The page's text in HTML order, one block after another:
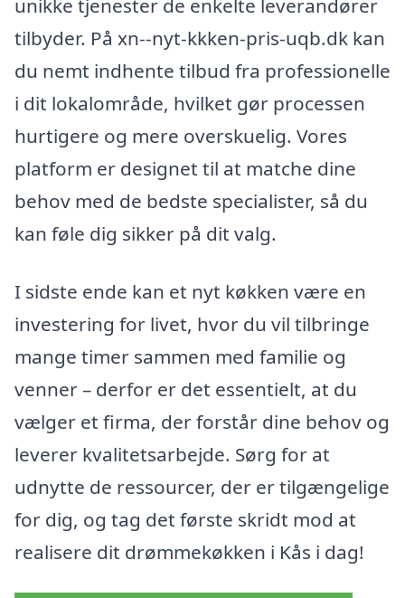
unikke tjenester de enkelte leverandører
tilbyder. På xn--nyt-kkken-pris-uqb.dk kan
du nemt indhente tilbud fra professionelle
i dit lokalområde, hvilket gør processen
hurtigere og mere overskuelig. Vores
platform er designet til at matche dine
behov med de bedste specialister, så du
kan føle dig sikker på dit valg.
I sidste ende kan et nyt køkken være en
investering for livet, hvor du vil tilbringe
mange timer sammen med familie og
venner – derfor er det essentielt, at du
vælger et firma, der forstår dine behov og
leverer kvalitetsarbejde. Sørg for at
udnytte de ressourcer, der er tilgængelige
for dig, og tag det første skridt mod at
realisere dit drømmekøkken i Kås i dag!